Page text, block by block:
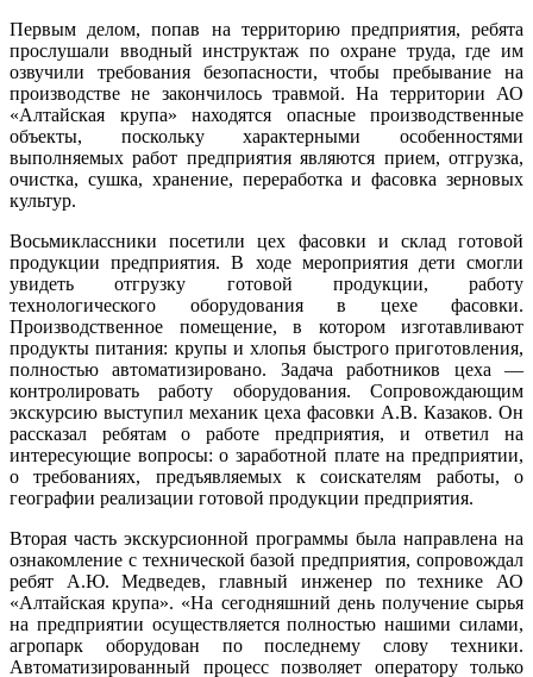
Первым делом, попав на территорию предприятия, ребята
прослушали вводный инструктаж по охране труда, где им
озвучили требования безопасности, чтобы пребывание на
производстве не закончилось травмой. На территории АО
«Алтайская крупа» находятся опасные производственные
объекты, поскольку характерными особенностями
выполняемых работ предприятия являются прием, отгрузка,
очистка, сушка, хранение, переработка и фасовка зерновых
культур.
Восьмиклассники посетили цех фасовки и склад готовой
продукции предприятия. В ходе мероприятия дети смогли
увидеть отгрузку готовой продукции, работу
технологического оборудования в цехе фасовки.
Производственное помещение, в котором изготавливают
продукты питания: крупы и хлопья быстрого приготовления,
полностью автоматизировано. Задача работников цеха —
контролировать работу оборудования. Сопровождающим
экскурсию выступил механик цеха фасовки А.В. Казаков. Он
рассказал ребятам о работе предприятия, и ответил на
интересующие вопросы: о заработной плате на предприятии,
о требованиях, предъявляемых к соискателям работы, о
географии реализации готовой продукции предприятия.
Вторая часть экскурсионной программы была направлена на
ознакомление с технической базой предприятия, сопровождал
ребят А.Ю. Медведев, главный инженер по технике АО
«Алтайская крупа». «На сегодняшний день получение сырья
на предприятии осуществляется полностью нашими силами,
агропарк оборудован по последнему слову техники.
Автоматизированный процесс позволяет оператору только